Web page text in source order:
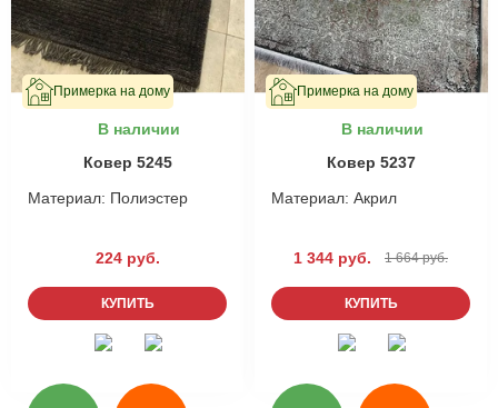
Примерка на дому
В наличии
Ковер 5245
Материал: Полиэстер
224 руб.
КУПИТЬ
Примерка на дому
В наличии
Ковер 5237
Материал: Акрил
1 344 руб. 1 664 руб.
КУПИТЬ